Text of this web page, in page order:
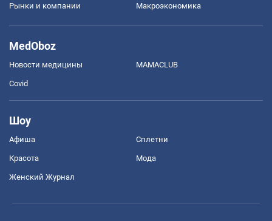
Рынки и компании Mакроэкономика
MedOboz
Новости медицины MAMACLUB
Covid
Шоу
Афиша Сплетни
Красота Мода
Женский Журнал